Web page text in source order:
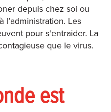
depuis chez soi ou
Les
pour s'entraider. La
que le virus.
est